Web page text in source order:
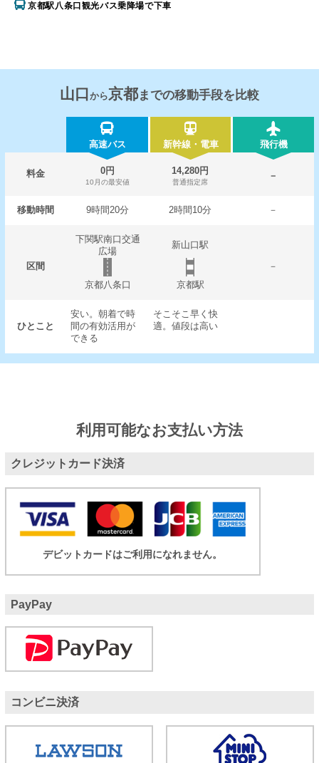
京都駅八条口観光バス乗降場で下車
山口 から京都までの移動手段を比較
高速バス 新幹線・電車 飛行機
料金 0円
10月の最安値
14,280円
普通指定席
－
移動時間 9時間20分 2時間10分 －
区間
下関駅南口交通
広場
新山口駅
－
京都八条口
京都駅
ひとこと
安い。朝着で時
間の有効活用が
できる
そこそこ早く快
適。値段は高い
利用可能なお支払い方法
クレジットカード決済
デビットカードはご利用になれません。
PayPay
コンビニ決済